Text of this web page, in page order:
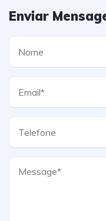
Enviar